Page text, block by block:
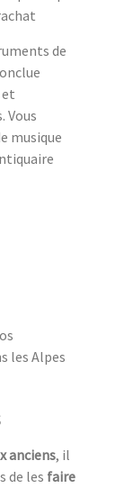
de
et
Vous
musique
les Alpes
anciens, il
de les faire